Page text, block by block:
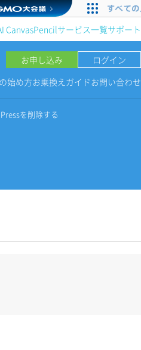
CanvasPencilサービス一覧サポート
お申し込み
ログイン
始め方お乗換えガイドお問い合わせ
を削除する